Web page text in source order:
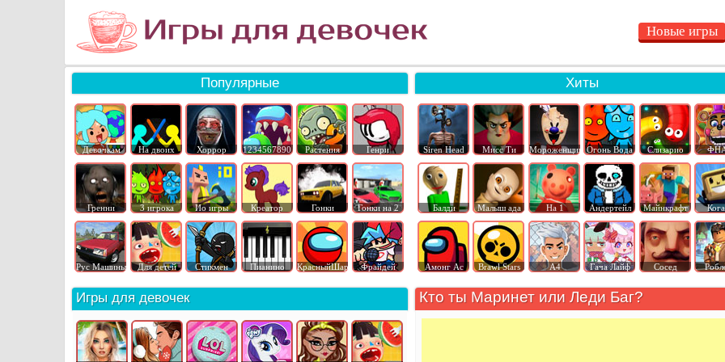
Новые игры
Популярные
Девочкам На двоих Хоррор 1234567890 Растения Генри
Гренни 3 игрока Ио игры Креатор Гонки Гонки на 2
Рус Машины Для детей Стикмен Пианино КрасныйШар Фрайдей
Хиты
Siren Head Мисс Ти Мороженщик Огонь Вода Слизарио
Балди Малыш ада На 1 Андертейл Майнкрафт
Амонг Ас Brawl Stars А4 Гача Лайф Сосед
Кто ты Маринет или Леди Баг?
Игры для девочек